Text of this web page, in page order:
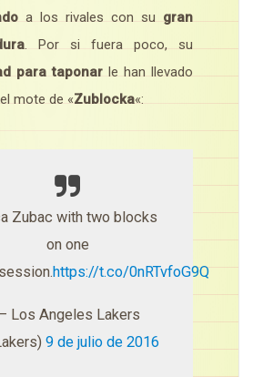
a los rivales con su gran
. Por si fuera poco, su
para taponar le han llevado
mote de «Zublocka«:
Zubac with two blocks
on one
https://t.co/0nRTvfoG9Q
Los Angeles Lakers
9 de julio de 2016